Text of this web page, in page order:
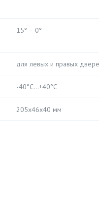
15° – 0°
для левых и правых
-40°С…+40°С
205х46х40 мм